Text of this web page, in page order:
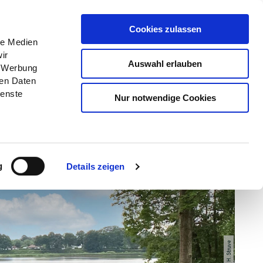
Medien
Daten
Details zeigen
Cookies zulassen
Auswahl erlauben
Nur notwendige Cookies
Grünes Klassenzimmer
© H. Struve